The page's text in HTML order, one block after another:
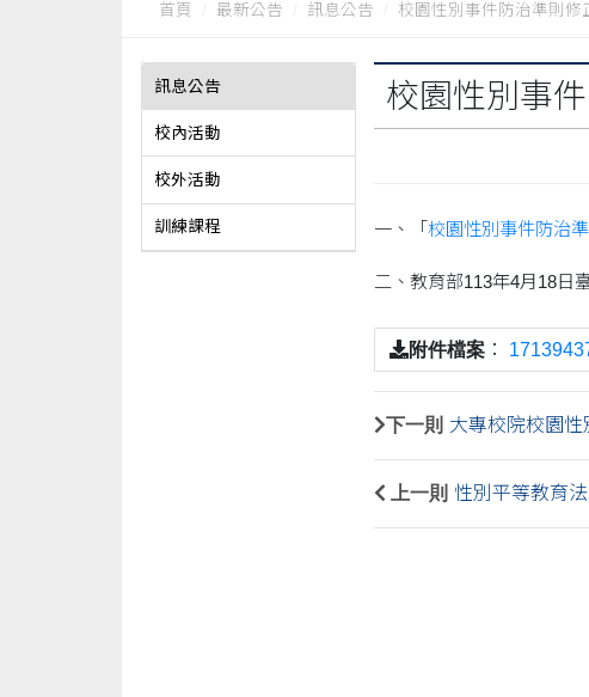
首頁 最新公告 訊息公告 校園性別事件防治準則修
訊息公告
校內活動
校外活動
訓練課程
校園性別事
一、「 校園性別事件防治準
二、教育部113年4月18日
附件檔案 ：
下一則 大專校院校園
上一則 性別平等教育